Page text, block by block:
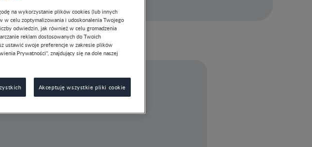
na wykorzystanie plików cookies (lub innych
w celu zoptymalizowania i udoskonalenia Twojego
odwiedzin, jak również w celu gromadzenia
reklam dostosowanych do Twoich
ustawić swoje preferencje w zakresie plików
Prywatności", znajdujący się na dole naszej
Akceptuję wszystkie pliki cookie